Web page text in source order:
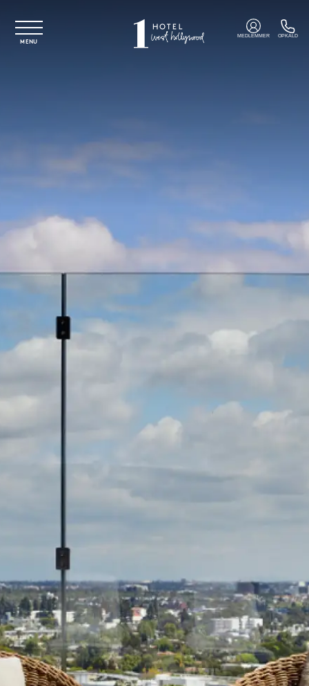
MENU
MEDLEMMER OPKALD